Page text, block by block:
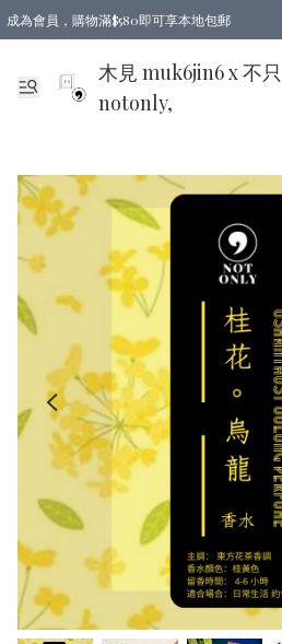
成為會員，購物滿$580即可享本地包郵
亞洲地區買滿$780包郵，歐美地區買滿$980包郵
木見 muk6jin6 x 不只
notonly,